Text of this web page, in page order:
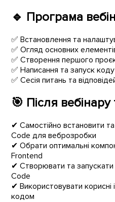
🔹 Програма
✅ Встановлення та
✅ Огляд основних
✅ Створення першого
✅ Написання та запуск коду
✅ Сесія питань та
🎯 Після
✔ Самостійно встановити
Code для веброзробки
✔ Обрати оптимальні
Frontend
✔ Створювати та
Code
✔ Використовувати
кодом